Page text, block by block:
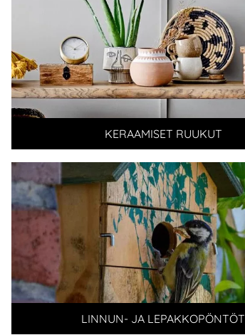
KERAAMISET RUUKUT
LINNUN- JA LEPAKKOPÖNTÖT